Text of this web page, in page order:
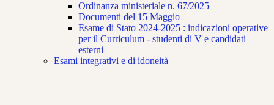
Ordinanza ministeriale n. 67/2025
Documenti del 15 Maggio
Esame di Stato 2024-2025 : indicazioni operative
per il Curriculum - studenti di V e candidati
esterni
Esami integrativi e di idoneità